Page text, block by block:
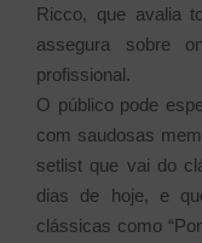
Ricco, que avalia
assegura sobre
profissional.
O público pode
com saudosas
setlist que vai do
dias de hoje, e
clássicas como